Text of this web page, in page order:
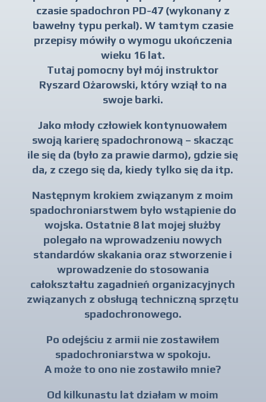
czasie spadochron PD-47 (wykonany z
bawełny typu perkal). W tamtym czasie
przepisy mówiły o wymogu ukończenia
wieku 16 lat.
Tutaj pomocny był mój instruktor
Ryszard Ożarowski, który wziął to na
swoje barki.
Jako młody człowiek kontynuowałem
swoją karierę spadochronową – skacząc
ile się da (było za prawie darmo), gdzie się
da, z czego się da, kiedy tylko się da itp.
Następnym krokiem związanym z moim
spadochroniarstwem było wstąpienie do
wojska. Ostatnie 8 lat mojej służby
polegało na wprowadzeniu nowych
standardów skakania oraz stworzenie i
wprowadzenie do stosowania
całokształtu zagadnień organizacyjnych
związanych z obsługą techniczną sprzętu
spadochronowego.
Po odejściu z armii nie zostawiłem
spadochroniarstwa w spokoju.
A może to ono nie zostawiło mnie?
Od kilkunastu lat działam w moim